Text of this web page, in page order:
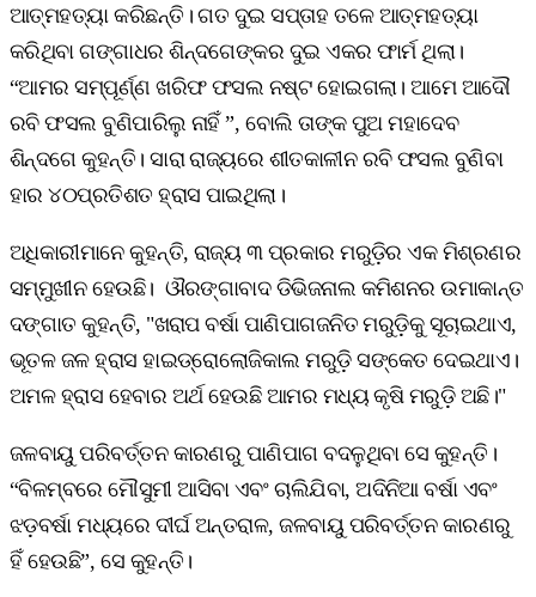
ଆତ୍ମହତ୍ୟା କରିଛନ୍ତି। ଗତ ଦୁଇ ସପ୍ତାହ ତଳେ ଆତ୍ମହତ୍ୟା
କରିଥିବା ଗଙ୍ଗାଧର ଶିନ୍ଦଗେଙ୍କର ଦୁଇ ଏକର ଫାର୍ମ ଥିଲା।
“ଆମର ସମ୍ପୂର୍ଣ୍ଣ ଖରିଫ ଫସଲ ନଷ୍ଟ ହୋଇଗଲା। ଆମେ ଆଦୌ
ରବି ଫସଲ ବୁଣିପାରିଲୁ ନାହିଁ ”, ବୋଲି ତାଙ୍କ ପୁଅ ମହାଦେବ
ଶିନ୍ଦଗେ କୁହନ୍ତି। ସାରା ରାଜ୍ୟରେ ଶୀତକାଳୀନ ରବି ଫସଲ ବୁଣିବା
ହାର ୪୦ପ୍ରତିଶତ ହ୍ରାସ ପାଇଥିଲା।
ଅଧିକାରୀମାନେ କୁହନ୍ତି, ରାଜ୍ୟ ୩ ପ୍ରକାର ମରୁଡ଼ିର ଏକ ମିଶ୍ରଣର
ସମ୍ମୁଖୀନ ହେଉଛି। ଔରଙ୍ଗାବାଦ ଡିଭିଜନାଲ କମିଶନର ଉମାକାନ୍ତ
ଦଙ୍ଗାତ କୁହନ୍ତି, "ଖରାପ ବର୍ଷା ପାଣିପାଗଜନିତ ମରୁଡ଼ିକୁ ସୂଚାଇଥାଏ,
ଭୂତଳ ଜଳ ହ୍ରାସ ହାଇଡ୍ରୋଲୋଜିକାଲ ମରୁଡ଼ି ସଙ୍କେତ ଦେଇଥାଏ।
ଅମଳ ହ୍ରାସ ହେବାର ଅର୍ଥ ହେଉଛି ଆମର ମଧ୍ୟ କୃଷି ମରୁଡ଼ି ଅଛି।"
ଜଳବାୟୁ ପରିବର୍ତ୍ତନ କାରଣରୁ ପାଣିପାଗ ବଦଳୁଥିବା ସେ କୁହନ୍ତି।
“ବିଳମ୍ବରେ ମୌସୁମୀ ଆସିବା ଏବଂ ଚାଲିଯିବା, ଅଦିନିଆ ବର୍ଷା ଏବଂ
ଝଡ଼ବର୍ଷା ମଧ୍ୟରେ ଦୀର୍ଘ ଅନ୍ତରାଳ, ଜଳବାୟୁ ପରିବର୍ତ୍ତନ କାରଣରୁ
ହିଁ ହେଉଛି”, ସେ କୁହନ୍ତି।